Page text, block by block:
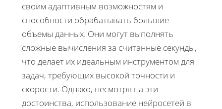
своим адаптивным возможностям и
способности обрабатывать большие
объемы данных. Они могут выполнять
сложные вычисления за считанные секунды,
что делает их идеальным инструментом для
задач, требующих высокой точности и
скорости. Однако, несмотря на эти
достоинства, использование нейросетей в